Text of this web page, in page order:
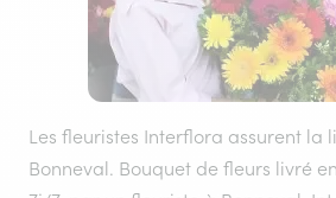
Les fleuristes Interflora assurent la
Bonneval. Bouquet de fleurs livré